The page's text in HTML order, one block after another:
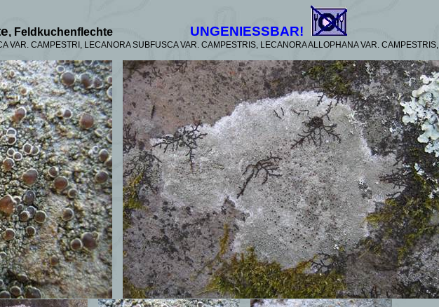
, Feldkuchenflechte UNGENIESSBAR!
VAR. CAMPESTRI, LECANORA SUBFUSCA VAR. CAMPESTRIS, LECANORA ALLOPHANA VAR. CAMPESTRIS,